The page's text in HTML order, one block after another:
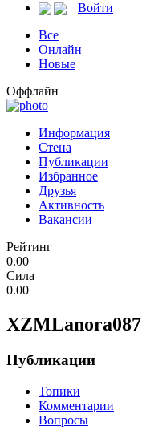
Войти
Все
Онлайн
Новые
Оффлайн
Информация
Стена
Публикации
Избранное
Друзья
Активность
Вакансии
Рейтинг
0.00
Сила
0.00
XZMLanora087
Публикации
Топики
Комментарии
Вопросы